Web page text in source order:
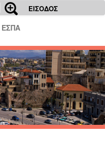
ΕΙΣΟΔΟΣ